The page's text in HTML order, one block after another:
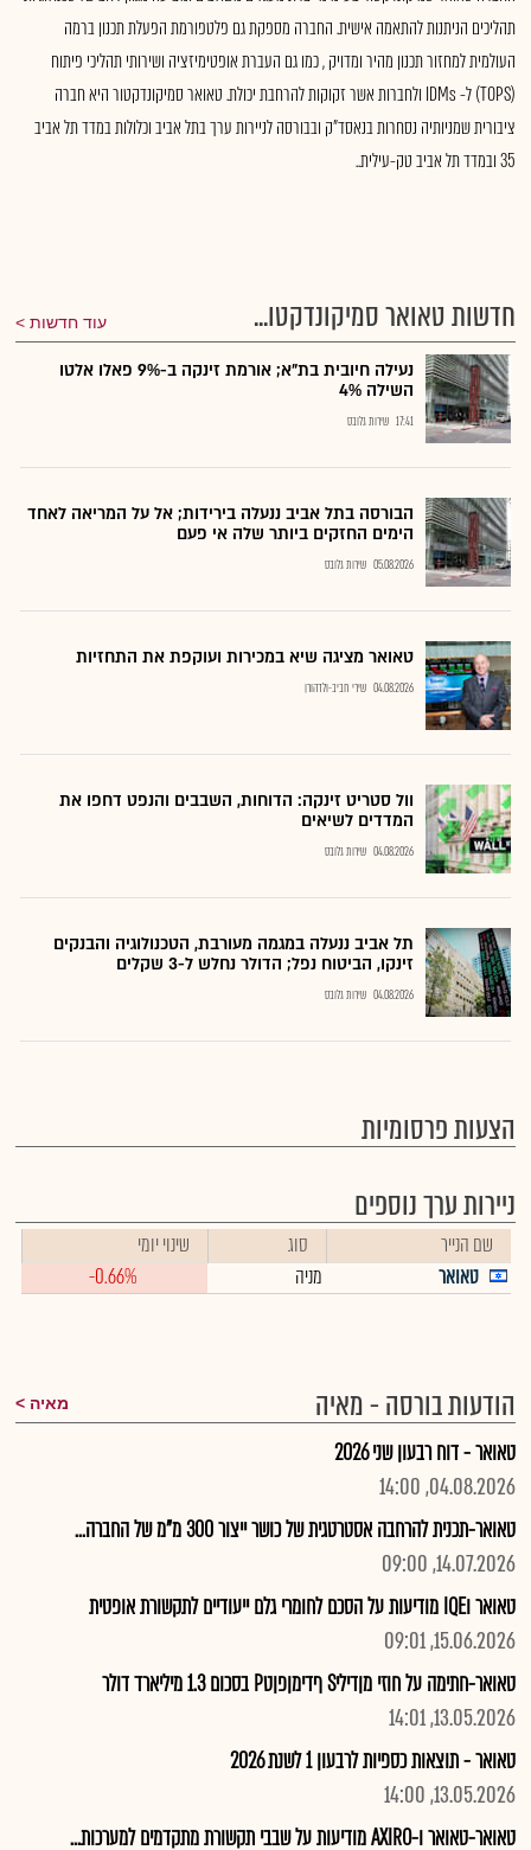
תהליכים הניתנות להתאמה אישית. החברה מספקת גם פלטפורמת הפעלת תכנון ברמה
העולמית למחזור תכנון מהיר ומדויק , כמו גם העברת אופטימיזציה ושירותי תהליכי פיתוח
(TOPS) ל- IDMs ולחברות אשר זקוקות להרחבת יכולת. טאואר סמיקונדקטור היא חברה
ציבורית שמניותיה נסחרות בנאסד"ק ובבורסה לניירות ערך בתל אביב וכלולות במדד תל אביב
35 ובמדד תל אביב טק-עילית..
חדשות טאואר סמיקונדקטו... עוד חדשות
נעילה חיובית בת"א; אורמת זינקה ב-9% פאלו אלטו
השילה 4%
17:41 שירות גלובס
הבורסה בתל אביב ננעלה בירידות; אל על המריאה לאחד
הימים החזקים ביותר שלה אי פעם
05.08.2026 שירות גלובס
טאואר מציגה שיא במכירות ועוקפת את התחזיות
04.08.2026 שירי חביב-ולדהורן
וול סטריט זינקה: הדוחות, השבבים והנפט דחפו את
המדדים לשיאים
04.08.2026 שירות גלובס
תל אביב ננעלה במגמה מעורבת, הטכנולוגיה והבנקים
זינקו, הביטוח נפל; הדולר נחלש ל-3 שקלים
04.08.2026 שירות גלובס
הצעות פרסומיות
ניירות ערך נוספים
שם הנייר סוג
שינוי יומי
טאואר
מניה -0.66%
הודעות בורסה - מאיה מאיה
טאואר - דוח רבעון שני 2026
04.08.2026, 14:00
טאואר-תכנית להרחבה אסטרטגית של כושר ייצור 300 מ"מ של החברה...
14.07.2026, 09:00
טאואר וIQE מודיעות על הסכם לחומרי גלם ייעודיים לתקשורת אופטית
15.06.2026, 09:01
טאואר-חתימה על חוזי מןדיליS ףדימןפןטP בסכום 1.3 מיליארד דולר
13.05.2026, 14:01
טאואר - תוצאות כספיות לרבעון 1 לשנת 2026
13.05.2026, 14:00
טאואר-טאואר ו-AXIRO מודיעות על שבבי תקשורת מתקדמים למערכות...